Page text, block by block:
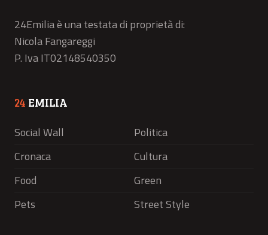
24Emilia è una testata di proprietà di:
Nicola Fangareggi
P. Iva IT02148540350
24 EMILIA
Social Wall
Politica
Cronaca
Cultura
Food
Green
Pets
Street Style